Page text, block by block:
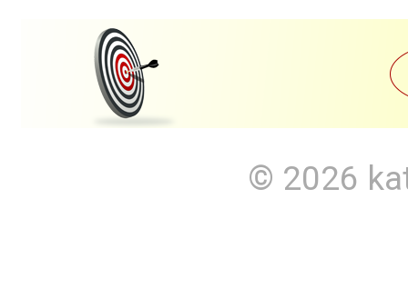
© 2026